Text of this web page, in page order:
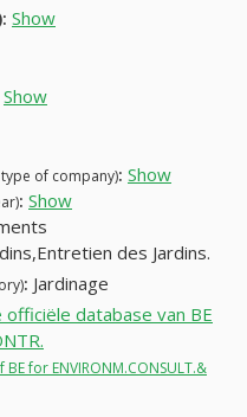
Show
Show
of company): Show
: Show
des Jardins.
: Jardinage
database van BE
for ENVIRONM.CONSULT.&